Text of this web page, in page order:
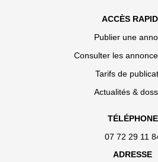
ACCÈS
Publier une
Consulter les
Tarifs de
Actualités &
TÉLÉPHONE
07 72 29 11
ADRESSE